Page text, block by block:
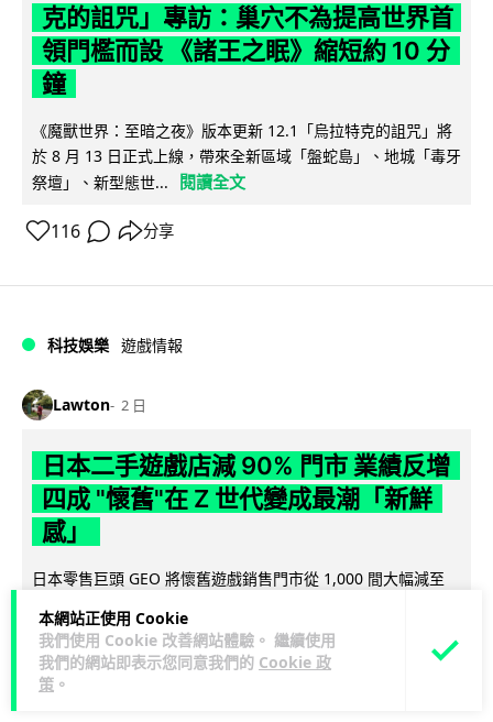
本網站正使用 Cookie
我們使用 Cookie 改善網站體驗。 繼續使用
我們的網站即表示您同意我們的 Cookie 政
策 。
克的詛咒」專訪：巢穴不為提高世界首
領門檻而設 《諸王之眠》縮短約 10 分
鐘
《魔獸世界：至暗之夜》版本更新 12.1「烏拉特克的詛咒」將
於 8 月 13 日正式上線，帶來全新區域「盤蛇島」、地城「毒牙
祭壇」、新型態世...
閱讀全文
116 分享
科技娛樂 遊戲情報
Lawton 2 日
日本二手遊戲店減 90% 門市 業績反增
四成 "懷舊"在 Z 世代變成最潮「新鮮
感」
日本零售巨頭 GEO 將懷舊遊戲銷售門市從 1,000 間大幅減至
收」奇蹟，...
閱讀全文
262